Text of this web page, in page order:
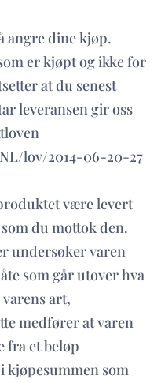
angre dine kjøp.
er kjøpt og ikke for
at du senest
leveransen gir oss
lov/2014-06-20-27
være levert
du mottok den.
undersøker varen
som går utover hva
art,
medfører at varen
fra et beløp
kjøpesummen som